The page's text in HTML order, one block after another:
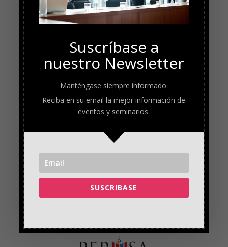
Suscríbase a
nuestro Newsletter
Manténgase siempre informado.
Reciba en su email la mejor información de
eventos y seminarios.
SUSCRIBASE